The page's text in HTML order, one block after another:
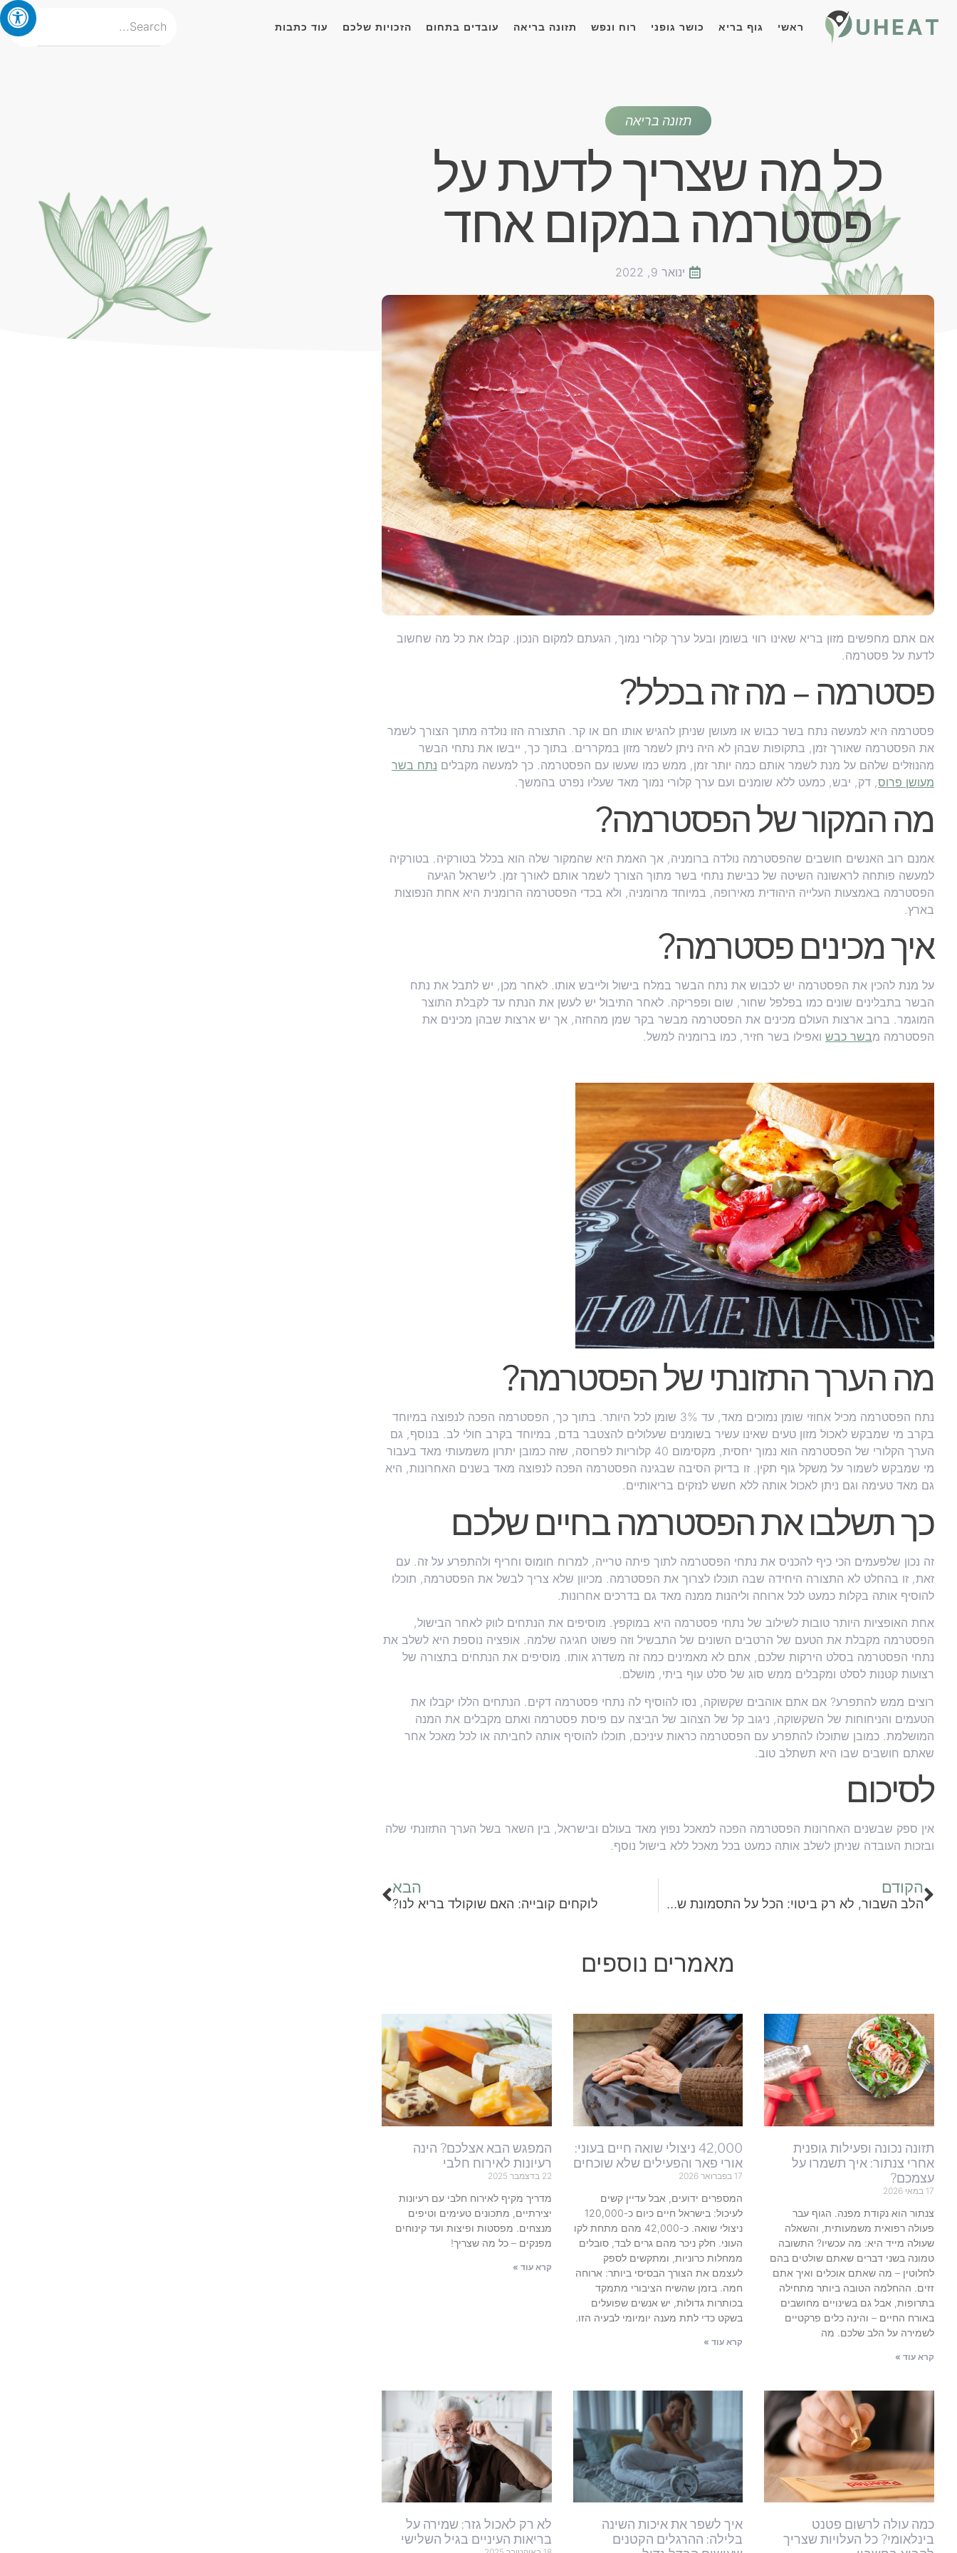
ראשי גוף בריא כושר גופני רוח ונפש תזונה בריאה עובדים בתחום הזכויות שלכם עוד כתבות
תזונה בריאה
כל מה שצריך לדעת על
פסטרמה במקום אחד
ינואר 9, 2022
אם אתם מחפשים מזון בריא שאינו רווי בשומן ובעל ערך קלורי נמוך, הגעתם למקום הנכון. קבלו את כל מה שחשוב
לדעת על פסטרמה.
פסטרמה – מה זה בכלל?
פסטרמה היא למעשה נתח בשר כבוש או מעושן שניתן להגיש אותו חם או קר. התצורה הזו נולדה מתוך הצורך לשמר
את הפסטרמה שאורך זמן, בתקופות שבהן לא היה ניתן לשמר מזון במקררים. בתוך כך, ייבשו את נתחי הבשר
מהנוזלים שלהם על מנת לשמר אותם כמה יותר זמן, ממש כמו שעשו עם הפסטרמה. כך למעשה מקבלים נתח בשר
מעושן פרוס, דק, יבש, כמעט ללא שומנים ועם ערך קלורי נמוך מאד שעליו נפרט בהמשך.
מה המקור של הפסטרמה?
אמנם רוב האנשים חושבים שהפסטרמה נולדה ברומניה, אך האמת היא שהמקור שלה הוא בכלל בטורקיה. בטורקיה
למעשה פותחה לראשונה השיטה של כבישת נתחי בשר מתוך הצורך לשמר אותם לאורך זמן. לישראל הגיעה
הפסטרמה באמצעות העלייה היהודית מאירופה, במיוחד מרומניה, ולא בכדי הפסטרמה הרומנית היא אחת הנפוצות
בארץ.
איך מכינים פסטרמה?
על מנת להכין את הפסטרמה יש לכבוש את נתח הבשר במלח בישול ולייבש אותו. לאחר מכן, יש לתבל את נתח
הבשר בתבלינים שונים כמו בפלפל שחור, שום ופפריקה. לאחר התיבול יש לעשן את הנתח עד לקבלת התוצר
המוגמר. ברוב ארצות העולם מכינים את הפסטרמה מבשר בקר שמן מהחזה, אך יש ארצות שבהן מכינים את
הפסטרמה מבשר כבש ואפילו בשר חזיר, כמו ברומניה למשל.
מה הערך התזונתי של הפסטרמה?
נתח הפסטרמה מכיל אחוזי שומן נמוכים מאד, עד 3% שומן לכל היותר. בתוך כך, הפסטרמה הפכה לנפוצה במיוחד
בקרב מי שמבקש לאכול מזון טעים שאינו עשיר בשומנים שעלולים להצטבר בדם, במיוחד בקרב חולי לב. בנוסף, גם
הערך הקלורי של הפסטרמה הוא נמוך יחסית, מקסימום 40 קלוריות לפרוסה, שזה כמובן יתרון משמעותי מאד בעבור
מי שמבקש לשמור על משקל גוף תקין. זו בדיוק הסיבה שבגינה הפסטרמה הפכה לנפוצה מאד בשנים האחרונות, היא
גם מאד טעימה וגם ניתן לאכול אותה ללא חשש לנזקים בריאותיים.
כך תשלבו את הפסטרמה בחיים שלכם
זה נכון שלפעמים הכי כיף להכניס את נתחי הפסטרמה לתוך פיתה טרייה, למרוח חומוס וחריף ולהתפרע על זה. עם
זאת, זו בהחלט לא התצורה היחידה שבה תוכלו לצרוך את הפסטרמה. מכיוון שלא צריך לבשל את הפסטרמה, תוכלו
להוסיף אותה בקלות כמעט לכל ארוחה וליהנות ממנה מאד גם בדרכים אחרונות.
אחת האופציות היותר טובות לשילוב של נתחי פסטרמה היא במוקפץ. מוסיפים את הנתחים לווק לאחר הבישול,
הפסטרמה מקבלת את הטעם של הרטבים השונים של התבשיל וזה פשוט חגיגה שלמה. אופציה נוספת היא לשלב את
נתחי הפסטרמה בסלט הירקות שלכם, אתם לא מאמינים כמה זה משדרג אותו. מוסיפים את הנתחים בתצורה של
רצועות קטנות לסלט ומקבלים ממש סוג של סלט עוף ביתי, מושלם.
רוצים ממש להתפרע? אם אתם אוהבים שקשוקה, נסו להוסיף לה נתחי פסטרמה דקים. הנתחים הללו יקבלו את
הטעמים והניחוחות של השקשוקה, ניגוב קל של הצהוב של הביצה עם פיסת פסטרמה ואתם מקבלים את המנה
המושלמת. כמובן שתוכלו להתפרע עם הפסטרמה כראות עיניכם, תוכלו להוסיף אותה לחביתה או לכל מאכל אחר
שאתם חושבים שבו היא תשתלב טוב.
לסיכום
אין ספק שבשנים האחרונות הפסטרמה הפכה למאכל נפוץ מאד בעולם ובישראל, בין השאר בשל הערך התזונתי שלה
ובזכות העובדה שניתן לשלב אותה כמעט בכל מאכל ללא בישול נוסף.
הקודם
הלב השבור, לא רק ביטוי: הכל על התסמונת שמתחילה בנפש
הבא
לוקחים קובייה: האם שוקולד בריא לנו?
מאמרים נוספים
תזונה נכונה ופעילות גופנית
אחרי צנתור: איך תשמרו על
עצמכם?
17 במאי 2026
צנתור הוא נקודת מפנה. הגוף עבר
פעולה רפואית משמעותית, והשאלה
שעולה מייד היא: מה עכשיו? התשובה
טמונה בשני דברים שאתם שולטים בהם
לחלוטין – מה שאתם אוכלים ואיך אתם
זזים. ההחלמה הטובה ביותר מתחילה
בתרופות, אבל גם בשינויים מחושבים
באורח החיים – והינה כלים פרקטיים
לשמירה על הלב שלכם. מה
קרא עוד »
42,000 ניצולי שואה חיים בעוני:
אורי פאר והפעילים שלא שוכחים
17 בפברואר 2026
המספרים ידועים, אבל עדיין קשים
לעיכול: בישראל חיים כיום כ-120,000
ניצולי שואה. כ-42,000 מהם מתחת לקו
העוני. חלק ניכר מהם גרים לבד, סובלים
ממחלות כרוניות, ומתקשים לספק
לעצמם את הצורך הבסיסי ביותר: ארוחה
חמה. בזמן שהשיח הציבורי מתמקד
בכותרות גדולות, יש אנשים שפועלים
בשקט כדי לתת מענה יומיומי לבעיה הזו.
קרא עוד »
המפגש הבא אצלכם? הינה
רעיונות לאירוח חלבי
22 בדצמבר 2025
מדריך מקיף לאירוח חלבי עם רעיונות
יצירתיים, מתכונים טעימים וטיפים
מנצחים. מפסטות ופיצות ועד קינוחים
מפנקים – כל מה שצריך!
קרא עוד »
כמה עולה לרשום פטנט
בינלאומי? כל העלויות שצריך
איך לשפר את איכות השינה
בלילה: ההרגלים הקטנים
לא רק לאכול גזר: שמירה על
בריאות העיניים בגיל השלישי